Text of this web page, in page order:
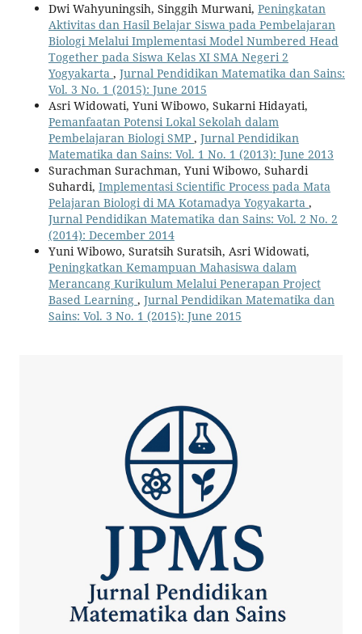
Dwi Wahyuningsih, Singgih Murwani, Peningkatan
Aktivitas dan Hasil Belajar Siswa pada Pembelajaran
Biologi Melalui Implementasi Model Numbered Head
Together pada Siswa Kelas XI SMA Negeri 2
Yogyakarta , Jurnal Pendidikan Matematika dan Sains:
Vol. 3 No. 1 (2015): June 2015
Asri Widowati, Yuni Wibowo, Sukarni Hidayati,
Pemanfaatan Potensi Lokal Sekolah dalam
Pembelajaran Biologi SMP , Jurnal Pendidikan
Matematika dan Sains: Vol. 1 No. 1 (2013): June 2013
Surachman Surachman, Yuni Wibowo, Suhardi
Suhardi, Implementasi Scientific Process pada Mata
Pelajaran Biologi di MA Kotamadya Yogyakarta ,
Jurnal Pendidikan Matematika dan Sains: Vol. 2 No. 2
(2014): December 2014
Yuni Wibowo, Suratsih Suratsih, Asri Widowati,
Peningkatkan Kemampuan Mahasiswa dalam
Merancang Kurikulum Melalui Penerapan Project
Based Learning , Jurnal Pendidikan Matematika dan
Sains: Vol. 3 No. 1 (2015): June 2015